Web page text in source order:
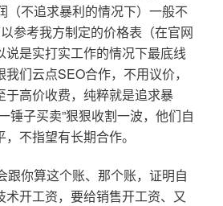
（不追求暴利的情况下）一般不
参考我方制定的价格表（在官网
说是实打实工作的情况下最底线
们云点SEO合作，不用议价，
于高价收费，纯粹就是追求暴
锤子买卖”狠狠收割一波，他们自
不指望有长期合作。
跟你算这个账、那个账，证明自
术开工资，要给销售开工资、又